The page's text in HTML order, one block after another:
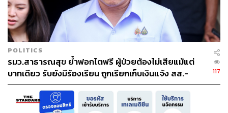
“ถ้า สปสช. นึกกติกาวันดีคืนดีมาตั้งระบบ point system กลาย
เป็นถูกเรียกเงินอีก 38 ล้านบาท ในเดือนกันยายนถึงมีนาคม
ไม่มีการพูดถึงเลย เป็นที่มาที่ผมยกเลิก 35 คลินิก ประชากร 2
แสนกว่าคนเดือดร้อนเพราะกติกาไม่แน่นอน ไม่พอ แล้วยัง
ย้อนไปในอดีตอีก”
พร้อมคืนดีหากใช้หนี้ปี 63 และปี 67
POLITICS
รมว.สาธารณสุข ย้ำฟอกไตฟรี ผู้ป่วยต้องไม่เสียแม้แต่
บาทเดียว รับยังมีร้องเรียน ถูกเรียกเก็บเงินแจ้ง สส.-
สสจ.-สธ. ได้ทันที
117